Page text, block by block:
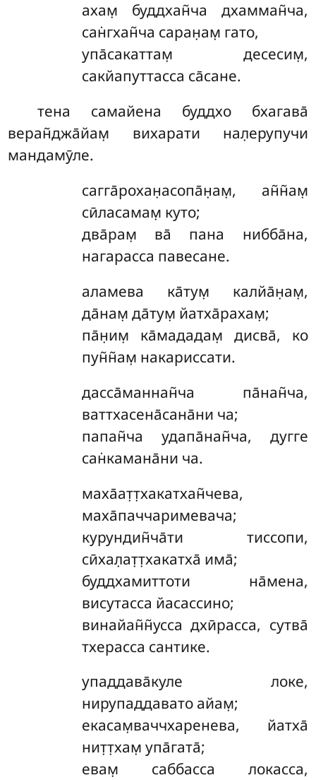
ахам̣ буддхан̃ча дхамман̃ча,
сан̇гхан̃ча саран̣ам̣ гато,
упа̄сакаттам̣ десесим̣,
сакйапуттасса са̄сане.
тена самайена буддхо бхагава̄
веран̃джа̄йам̣ вихарати нал̣ерупучи
мандамӯле.
сагга̄рохан̣асопа̄н̣ам̣, ан̃н̃ам̣
сӣласамам̣ куто;
два̄рам̣ ва̄ пана нибба̄на,
нагарасса павесане.
аламева ка̄тум̣ калйа̄н̣ам̣,
да̄нам̣ да̄тум̣ йатха̄рахам̣;
па̄н̣им̣ ка̄мададам̣ дисва̄, ко
пун̃н̃ам̣ накариссати.
дасса̄маннан̃ча па̄нан̃ча,
ваттхасена̄сана̄ни ча;
папан̃ча удапа̄нан̃ча, дугге
сан̇камана̄ни ча.
маха̄ат̣т̣хакатхан̃чева,
маха̄паччаримевача;
курундин̃ча̄ти тиссопи,
сӣхал̣ат̣т̣хакатха̄ има̄;
буддхамиттоти на̄мена,
висутасса йасассино;
винайан̃н̃усса дхӣрасса, сутва̄
тхерасса сантике.
упаддава̄куле локе,
нирупаддавато айам̣;
екасам̣ваччхаренева, йатха̄
нит̣т̣хам̣ упа̄гата̄;
евам̣ саббасса локасса,